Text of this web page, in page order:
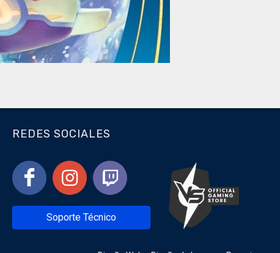
REDES SOCIALES
Soporte Técnico